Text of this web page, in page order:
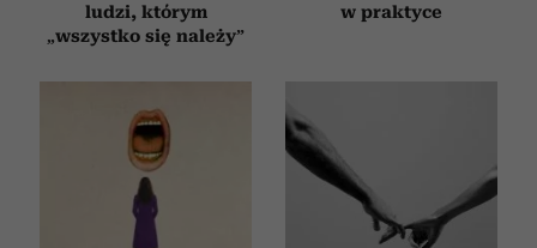
ludzi, którym
„wszystko się należy”
w praktyce